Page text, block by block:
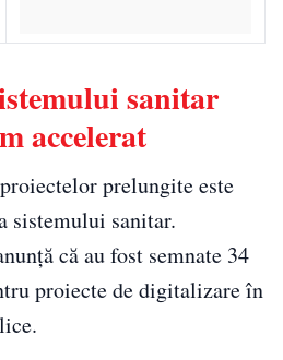
sanitar
accelerat
prelungite este
sistemului sanitar.
că au fost semnate 34
proiecte de digitalizare în